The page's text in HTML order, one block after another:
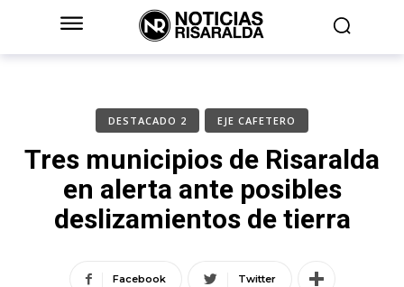
DESTACADO 2 EJE CAFETERO
Tres municipios de Risaralda
en alerta ante posibles
deslizamientos de tierra
Facebook Twitter